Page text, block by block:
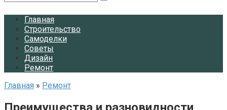
Главная
Строительство
Самоделки
Советы
Дизайн
Ремонт
Главная » Ремонт